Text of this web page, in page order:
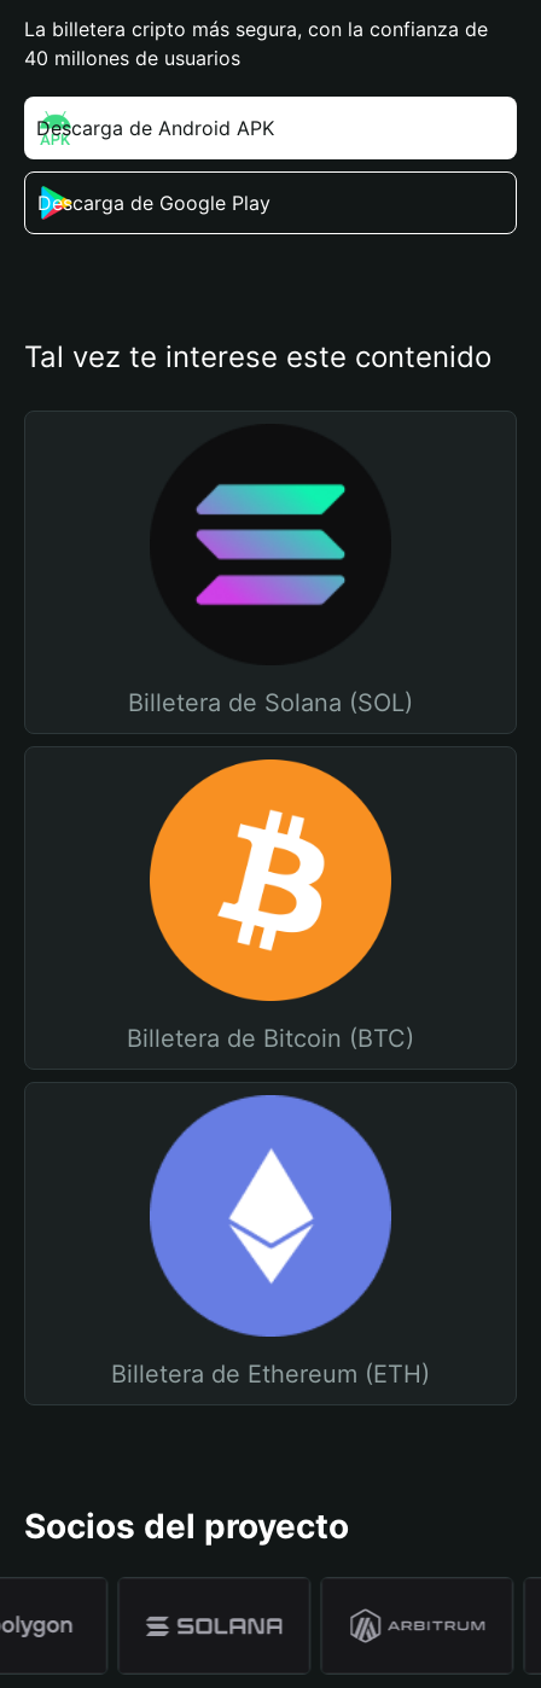
La billetera cripto más segura, con la confianza de
40 millones de usuarios
Descarga de Android APK
Descarga de Google Play
Tal vez te interese este contenido
Billetera de Solana (SOL)
Billetera de Bitcoin (BTC)
Billetera de Ethereum (ETH)
Socios del proyecto